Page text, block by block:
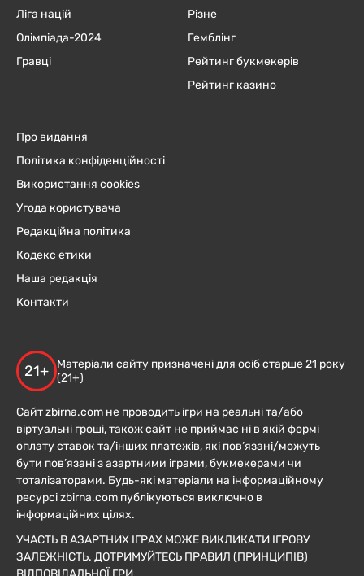
Ліга націй
Олімпіада-2024
Гравці
Різне
Гемблінг
Рейтинг букмекерів
Рейтинг казино
Про видання
Політика конфіденційності
Використання cookies
Угода користувача
Редакційна політика
Кодекс етики
Наша редакція
Контакти
21+
Матеріали сайту призначені для осіб старше 21 року
(21+)
Сайт zbirna.com не проводить ігри на реальні та/або
віртуальні гроші, також сайт не приймає ні в якій формі
оплату ставок та/інших платежів, які пов’язані/можуть
бути пов’язані з азартними іграми, букмекерами чи
тоталізаторами. Будь-які матеріали на інформаційному
ресурсі zbirna.com публікуються виключно в
інформаційних цілях.
УЧАСТЬ В АЗАРТНИХ ІГРАХ МОЖЕ ВИКЛИКАТИ ІГРОВУ
ЗАЛЕЖНІСТЬ. ДОТРИМУЙТЕСЬ ПРАВИЛ (ПРИНЦИПІВ)